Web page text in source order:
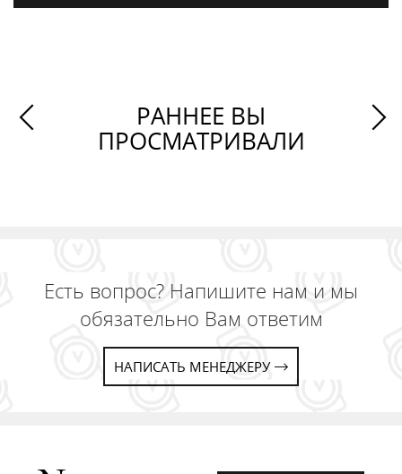
РАННЕЕ ВЫ
ПРОСМАТРИВАЛИ
Есть вопрос? Напишите нам и мы
обязательно Вам ответим
НАПИСАТЬ МЕНЕДЖЕРУ